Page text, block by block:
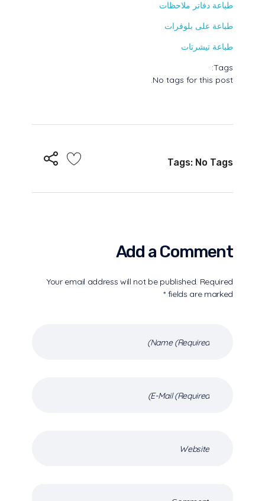
طباعة دفاتر ملاحظات
طباعة على بلوفرات
طباعة تيشرتات
Tags:
No tags for this post.
Tags: No Tags
Add a Comment
Your email address will not be published. Required
fields are marked *